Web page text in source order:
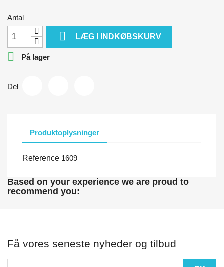
Antal
 LÆG I INDKØBSKURV
 På lager
Del
Produktoplysninger
Reference 1609
Based on your experience we are proud to
recommend you:
Få vores seneste nyheder og tilbud